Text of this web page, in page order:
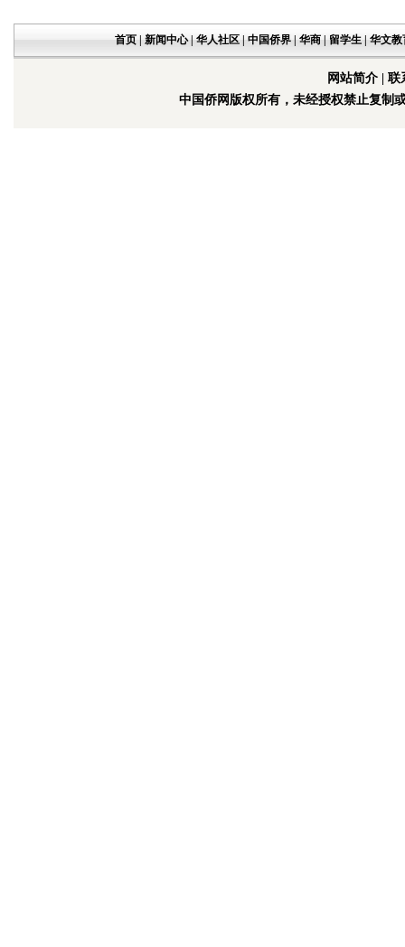
首页| 新闻中心| 华人社区| 中国侨界| 华商| 留学生| 华文教
网站简介| 联
中国侨网版权所有，未经授权禁止复制